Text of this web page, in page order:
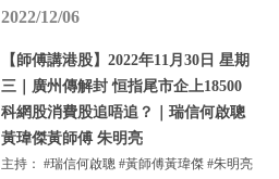
2022/12/06
【師傅講港股】2022年11月30日 星期
三｜廣州傳解封 恒指尾市企上18500
科網股消費股追唔追？｜瑞信何啟聰
黃瑋傑黃師傅 朱明亮
主持： #瑞信何啟聰 #黃師傅黃瑋傑 #朱明亮